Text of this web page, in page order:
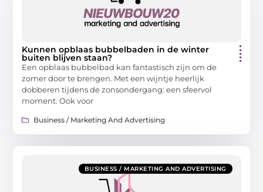
Kunnen opblaas bubbelbaden in de winter
buiten blijven staan?
Een opblaas bubbelbad kan fantastisch zijn om de
zomer door te brengen. Met een wijntje heerlijk
dobberen tijdens de zonsondergang: een sfeervol
moment. Ook voor
Business / Marketing And Advertising
BUSINESS / MARKETING AND ADVERTISING